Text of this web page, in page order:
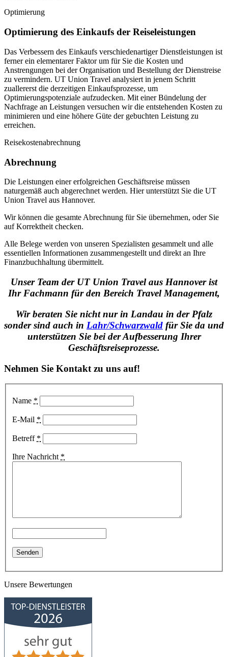
Optimierung
Optimierung des Einkaufs der Reiseleistungen
Das Verbessern des Einkaufs verschiedenartiger Dienstleistungen ist
ferner ein elementarer Faktor um für Sie die Kosten und
Anstrengungen bei der Organisation und Bestellung der Dienstreise
zu vermindern. UT Union Travel analysiert in jenem Schritt
zuallererst die derzeitigen Einkaufsprozesse, um
Optimierungspotenziale aufzudecken. Mit einer Bündelung der
Nachfrage an Leistungen versuchen wir die entstehenden Kosten zu
minimieren und eine höhere Güte der gebuchten Leistung zu
erreichen.
Reisekostenabrechnung
Abrechnung
Die Leistungen einer erfolgreichen Geschäftsreise müssen
naturgemäß auch abgerechnet werden. Hier unterstützt Sie die UT
Union Travel aus Hannover.
Wir können die gesamte Abrechnung für Sie übernehmen, oder Sie
auf Korrektheit checken.
Alle Belege werden von unseren Spezialisten gesammelt und alle
essentiellen Informationen zusammengestellt und direkt an Ihre
Finanzbuchhaltung übermittelt.
Unser Team der UT Union Travel aus Hannover ist
Ihr Fachmann für den Bereich Travel Management,
Wir beraten Sie nicht nur in Landau in der Pfalz
sonder sind auch in Lahr/Schwarzwald für Sie da und
unterstützen Sie bei der Aufbesserung Ihrer
Geschäftsreiseprozesse.
Nehmen Sie Kontakt zu uns auf!
Name *
E-Mail *
Betreff *
Ihre Nachricht *
Unsere Bewertungen